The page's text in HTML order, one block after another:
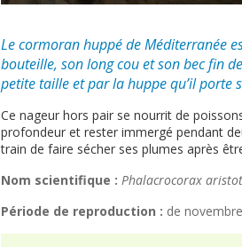
Le cormoran huppé de Méditerranée
bouteille, son long cou et son bec fin
petite taille et par la huppe qu’il
Ce nageur hors pair se nourrit de
profondeur et rester immergé pendant
train de faire sécher ses plumes après
Nom scientifique : Phalacrocorax
Période de reproduction : de